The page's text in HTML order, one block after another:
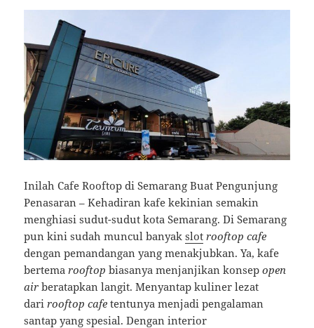
Inilah Cafe Rooftop di Semarang Buat Pengunjung
Penasaran – Kehadiran kafe kekinian semakin
menghiasi sudut-sudut kota Semarang. Di Semarang
pun kini sudah muncul banyakslot rooftop cafe
dengan pemandangan yang menakjubkan. Ya, kafe
bertemarooftop biasanya menjanjikan konsepopen
air beratapkan langit. Menyantap kuliner lezat
darirooftop cafe tentunya menjadi pengalaman
santap yang spesial. Dengan interior